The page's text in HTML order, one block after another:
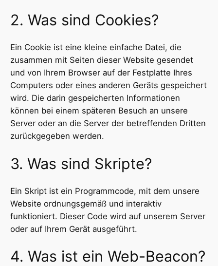
2. Was sind Cookies?
Ein Cookie ist eine kleine einfache Datei, die
zusammen mit Seiten dieser Website gesendet
und von Ihrem Browser auf der Festplatte Ihres
Computers oder eines anderen Geräts gespeichert
wird. Die darin gespeicherten Informationen
können bei einem späteren Besuch an unsere
Server oder an die Server der betreffenden Dritten
zurückgegeben werden.
3. Was sind Skripte?
Ein Skript ist ein Programmcode, mit dem unsere
Website ordnungsgemäß und interaktiv
funktioniert. Dieser Code wird auf unserem Server
oder auf Ihrem Gerät ausgeführt.
4. Was ist ein Web-Beacon?